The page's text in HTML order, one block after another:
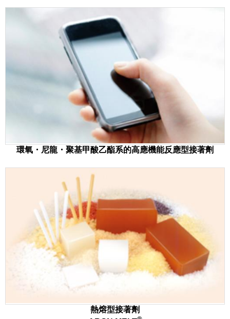
環氧・尼龍・聚基甲酸乙酯系的高應機能反應型接著劑
熱熔型接著劑